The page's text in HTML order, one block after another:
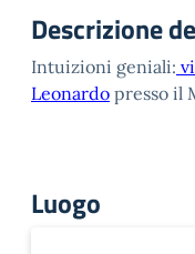
Descrizione
Intuizioni geniali:
Leonardo presso il
Luogo